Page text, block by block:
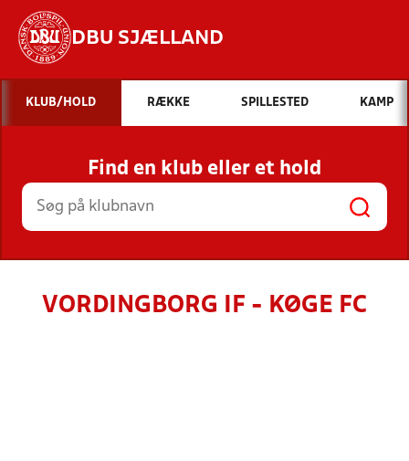
DBU SJÆLLAND
Hvad vil du søge efter?
INDHOLD OG NYHEDER
STILLINGER, RESULTATER, KLUBBER OG
HOLD
KLUB/HOLD RÆKKE SPILLESTED KAMP
Find en klub eller et hold
VORDINGBORG IF - KØGE FC